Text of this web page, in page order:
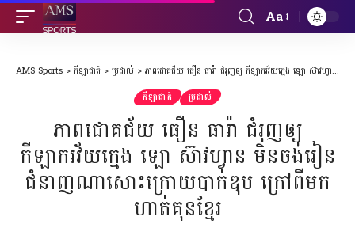
Font
Aa
AMS Sports > កីឡាជាតិ > ប្រដាល់ > ភាពជោគជ័យ ធឿន ធារ៉ា ជំរុញឲ្យ កីឡាករវ័យក្មេង ឡោ ស៊ាវហ្វាន មិនចង់រៀនជំនាញណាសោះក្រោយបាក់ឌុប ក្រៅពីមក ហាត់គុនខ្មែរ
កីឡាជាតិ ប្រដាល់
ភាពជោគជ័យ ធឿន ធារ៉ា ជំរុញឲ្យ
កីឡាករវ័យក្មេង ឡោ ស៊ាវហ្វាន មិនចង់រៀន
ជំនាញណាសោះក្រោយបាក់ឌុប ក្រៅពីមក
ហាត់គុនខ្មែរ